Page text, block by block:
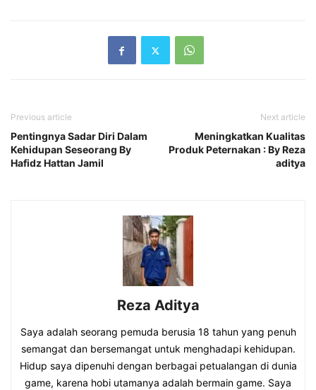
Previous article
Pentingnya Sadar Diri Dalam
Kehidupan Seseorang By
Hafidz Hattan Jamil
Next article
Meningkatkan Kualitas
Produk Peternakan : By Reza
aditya
Reza Aditya
Saya adalah seorang pemuda berusia 18 tahun yang penuh
semangat dan bersemangat untuk menghadapi kehidupan.
Hidup saya dipenuhi dengan berbagai petualangan di dunia
game, karena hobi utamanya adalah bermain game. Saya